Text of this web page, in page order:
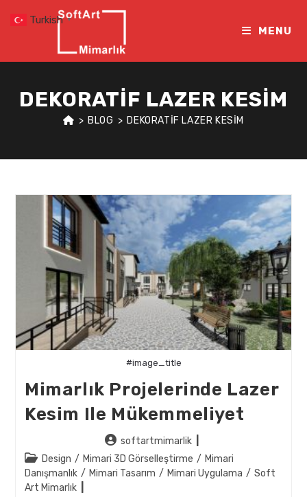
MENU
DEKORATIF LAZER KESIM
> BLOG > DEKORATIF LAZER KESIM
#image_title
Mimarlık Projelerinde Lazer
Kesim Ile Mükemmeliyet
Post
author:
softartmimarlik
Post
category:
Design / Mimari 3D Görselleştirme / Mimari
Danışmanlık / Mimari Tasarım / Mimari Uygulama / Soft
Art Mimarlık
Turkish ▼